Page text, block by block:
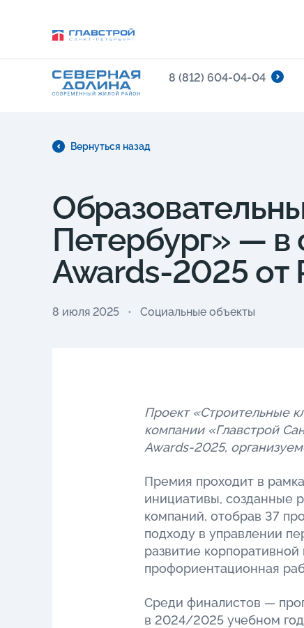
8 (812) 604-04-04
Вернуться назад
Петербург» —
Awards-2025 от
8 июля 2025 Социальные объекты
Проект «Строительные
компании «Главстрой
Awards-2025,
Премия проходит в
инициативы, созданные
компаний, отобрав 37
подходу в управлении
развитие
профориентационная
Среди финалистов —
в 2024/2025 учебном